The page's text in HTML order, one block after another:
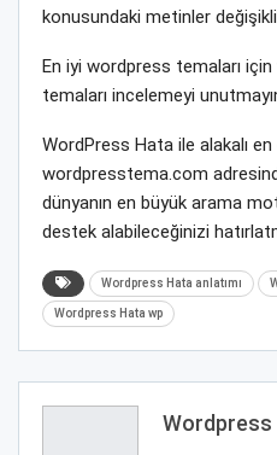
konusundaki metinler
En iyi wordpress temaları
temaları incelemeyi
WordPress Hata ile alakalı
wordpresstema.com
dünyanın en büyük arama
destek alabileceğinizi
Wordpress Hata anlatımı
Wordpress Hata wp
Wordpress